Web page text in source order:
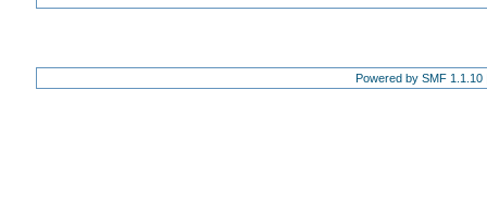
Powered by SMF 1.1.10